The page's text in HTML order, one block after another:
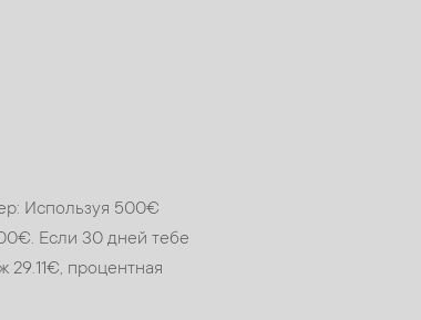
Используя 500€
Если 30 дней тебе
процентная